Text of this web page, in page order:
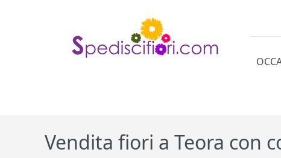
Vendita fiori a Teora con